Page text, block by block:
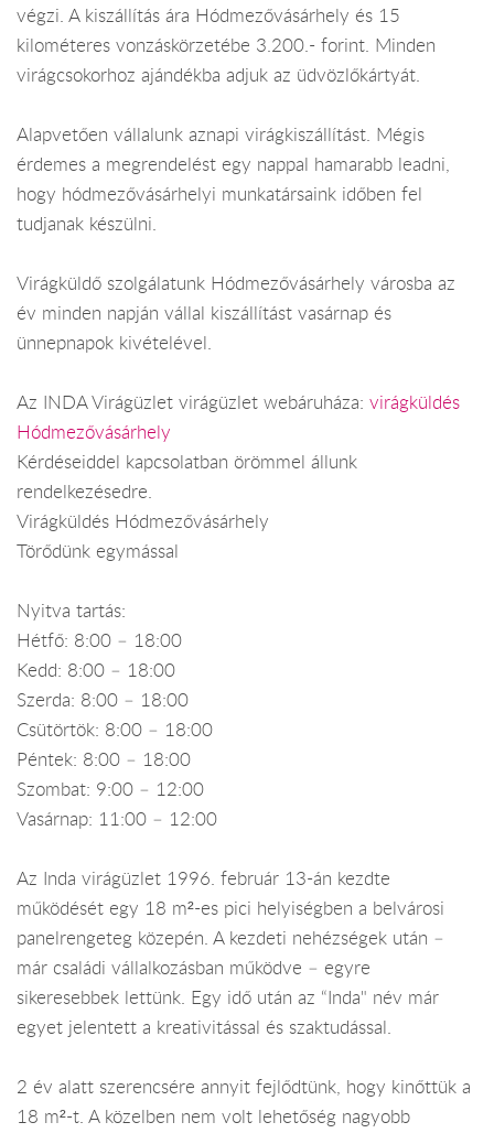
végzi. A kiszállítás ára Hódmezővásárhely és 15
kilométeres vonzáskörzetébe 3.200.- forint. Minden
virágcsokorhoz ajándékba adjuk az üdvözlőkártyát.
Alapvetően vállalunk aznapi virágkiszállítást. Mégis
érdemes a megrendelést egy nappal hamarabb leadni,
hogy hódmezővásárhelyi munkatársaink időben fel
tudjanak készülni.
Virágküldő szolgálatunk Hódmezővásárhely városba az
év minden napján vállal kiszállítást vasárnap és
ünnepnapok kivételével.
Az INDA Virágüzlet virágüzlet webáruháza: virágküldés
Hódmezővásárhely
Kérdéseiddel kapcsolatban örömmel állunk
rendelkezésedre.
Virágküldés Hódmezővásárhely
Törődünk egymással
Nyitva tartás:
Hétfő: 8:00 – 18:00
Kedd: 8:00 – 18:00
Szerda: 8:00 – 18:00
Csütörtök: 8:00 – 18:00
Péntek: 8:00 – 18:00
Szombat: 9:00 – 12:00
Vasárnap: 11:00 – 12:00
Az Inda virágüzlet 1996. február 13-án kezdte
működését egy 18 m²-es pici helyiségben a belvárosi
panelrengeteg közepén. A kezdeti nehézségek után –
már családi vállalkozásban működve – egyre
sikeresebbek lettünk. Egy idő után az “Inda" név már
egyet jelentett a kreativitással és szaktudással.
2 év alatt szerencsére annyit fejlődtünk, hogy kinőttük a
18 m²-t. A közelben nem volt lehetőség nagyobb